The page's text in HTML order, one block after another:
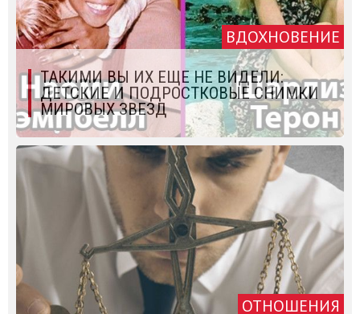
ВДОХНОВЕНИЕ
ТАКИМИ ВЫ ИХ ЕЩЕ НЕ ВИДЕЛИ:
ДЕТСКИЕ И ПОДРОСТКОВЫЕ СНИМКИ
МИРОВЫХ ЗВЕЗД
ОТНОШЕНИЯ